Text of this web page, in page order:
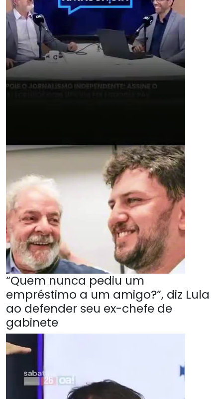
“Quem nunca pediu um
empréstimo a um amigo?”, diz Lula
ao defender seu ex-chefe de
gabinete